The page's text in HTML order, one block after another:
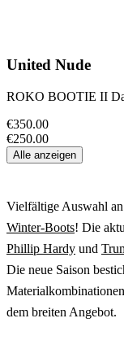
United Nude
ROKO BOOTIE II
€350.00
€250.00
Alle anzeigen
Vielfältige Auswahl
Winter-Boots! Die
Phillip Hardy und
Die neue Saison
dem breiten Angebot.